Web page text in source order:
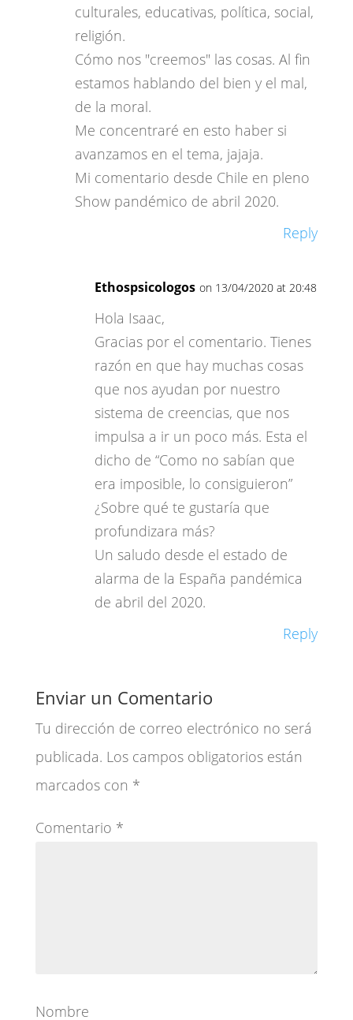
culturales, educativas, política, social,
religión.
Cómo nos "creemos" las cosas. Al fin
estamos hablando del bien y el mal,
de la moral.
Me concentraré en esto haber si
avanzamos en el tema, jajaja.
Mi comentario desde Chile en pleno
Show pandémico de abril 2020.
Reply
Ethospsicologos on 13/04/2020 at 20:48
Hola Isaac,
Gracias por el comentario. Tienes
razón en que hay muchas cosas
que nos ayudan por nuestro
sistema de creencias, que nos
impulsa a ir un poco más. Esta el
dicho de “Como no sabían que
era imposible, lo consiguieron”
¿Sobre qué te gustaría que
profundizara más?
Un saludo desde el estado de
alarma de la España pandémica
de abril del 2020.
Reply
Enviar un Comentario
Tu dirección de correo electrónico no será
publicada. Los campos obligatorios están
marcados con *
Comentario *
Nombre